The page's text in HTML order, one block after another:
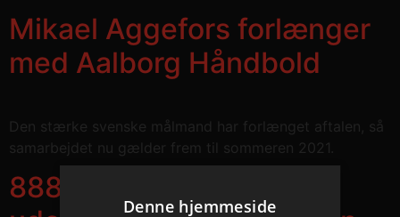
Mikael Aggefors forlænger
med Aalborg Håndbold
Den stærke svenske målmand har forlænget aftalen, så
samarbejdet nu gælder frem til sommeren 2021.
888ligaens længste
Denne hjemmeside